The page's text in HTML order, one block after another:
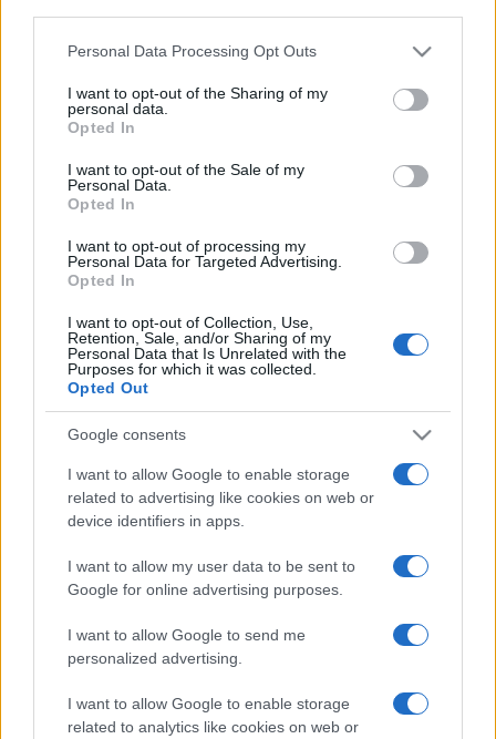
Please note that this website/app uses one or more Google
not limited to your visit or usage behaviour. You may click to
grant or deny consent to Google and its third-party tags to
use your data for below specified purposes in below Google
consent section.
Personal Data Processing Opt Outs
I want to opt-out of the Sharing of my
personal data.
Opted In
I want to opt-out of the Sale of my
Personal Data.
Opted In
I want to opt-out of processing my
Personal Data for Targeted Advertising.
Opted In
I want to opt-out of Collection, Use,
Retention, Sale, and/or Sharing of my
Personal Data that Is Unrelated with the
Purposes for which it was collected.
Opted Out
Google consents
I want to allow Google to enable storage
related to advertising like cookies on web or
device identifiers in apps.
I want to allow my user data to be sent to
Google for online advertising purposes.
I want to allow Google to send me
personalized advertising.
I want to allow Google to enable storage
related to analytics like cookies on web or
Helyi hírek
másodfokúra csökken a riasztás
Országos hírek
Egyetem
HÍRDETÉS
HÍRDETÉS
LEGOLVASOTTABB
Szerdától rárajtolhatunk a jövő nyári
foci-Eb jegyeire